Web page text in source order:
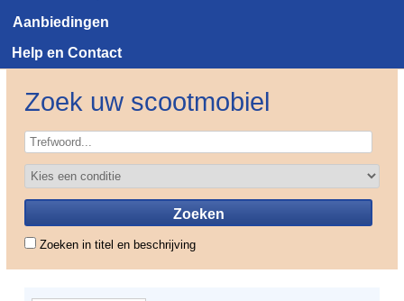
Aanbiedingen
Help en Contact
Zoek uw scootmobiel
Zoeken in titel en beschrijving